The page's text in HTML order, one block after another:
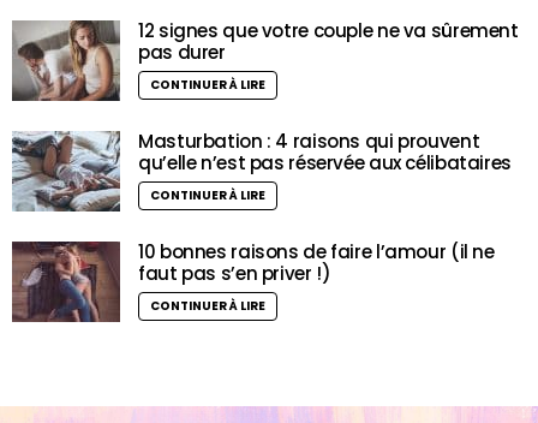
12 signes que votre couple ne va sûrement
pas durer
CONTINUER À LIRE
Masturbation : 4 raisons qui prouvent
qu’elle n’est pas réservée aux célibataires
CONTINUER À LIRE
10 bonnes raisons de faire l’amour (il ne
faut pas s’en priver !)
CONTINUER À LIRE